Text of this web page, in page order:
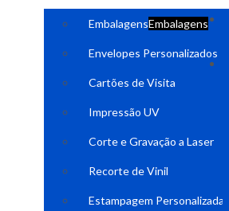
EmbalagensEmbalagens
Envelopes Personalizados
Cartões de Visita
Impressão UV
Corte e Gravação a Laser
Recorte de Vinil
Estampagem Personalizada